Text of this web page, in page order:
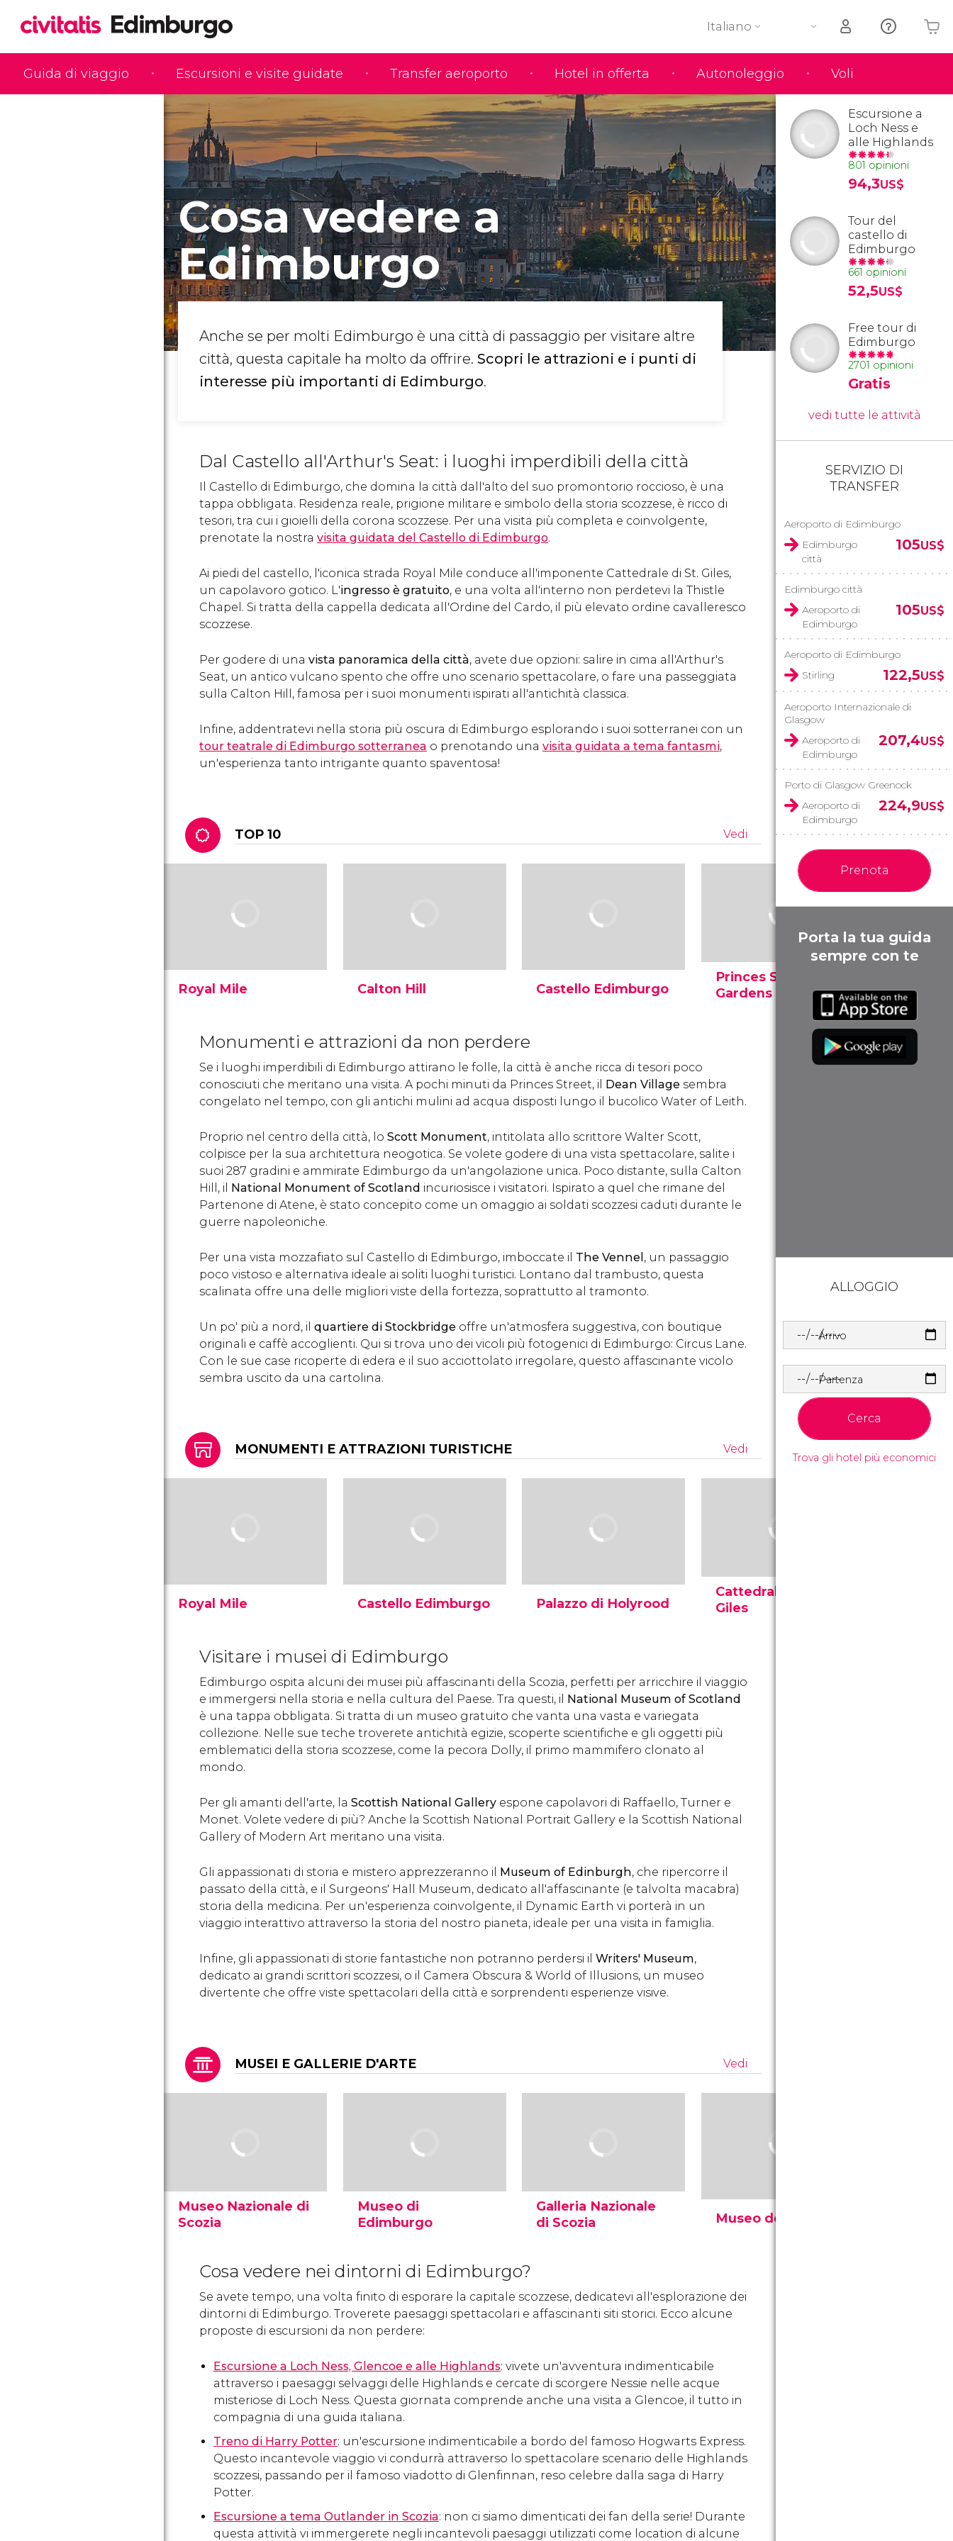
Guida di viaggio Escursioni e visite guidate Transfer aeroporto Hotel in offerta Autonoleggio Voli
Italiano
Il tuo carrello è vuoto
Cosa vedere a
Edimburgo
Anche se per molti Edimburgo è una città di passaggio per visitare altre
città, questa capitale ha molto da offrire. Scopri le attrazioni e i punti di
interesse più importanti di Edimburgo.
Dal Castello all'Arthur's Seat: i luoghi imperdibili della città
Il Castello di Edimburgo, che domina la città dall'alto del suo promontorio roccioso, è una
tappa obbligata. Residenza reale, prigione militare e simbolo della storia scozzese, è ricco di
tesori, tra cui i gioielli della corona scozzese. Per una visita più completa e coinvolgente,
prenotate la nostra visita guidata del Castello di Edimburgo.
Ai piedi del castello, l'iconica strada Royal Mile conduce all'imponente Cattedrale di St. Giles,
un capolavoro gotico. L'ingresso è gratuito, e una volta all'interno non perdetevi la Thistle
Chapel. Si tratta della cappella dedicata all'Ordine del Cardo, il più elevato ordine cavalleresco
scozzese.
Per godere di una vista panoramica della città, avete due opzioni: salire in cima all'Arthur's
Seat, un antico vulcano spento che offre uno scenario spettacolare, o fare una passeggiata
sulla Calton Hill, famosa per i suoi monumenti ispirati all'antichità classica.
Infine, addentratevi nella storia più oscura di Edimburgo esplorando i suoi sotterranei con un
tour teatrale di Edimburgo sotterranea o prenotando una visita guidata a tema fantasmi,
un'esperienza tanto intrigante quanto spaventosa!
TOP 10 Vedi
Royal Mile
la strada più famosa di
Castello di Edimburgo con
il Palazzo di
Holyroodhouse.
Calton Hill
Princes Street, a est della
Città Nuova. È il punto
della città che offre il
miglior panorama.
Castello Edimburgo
turistiche più famose di
Edimburgo.
Princes Street
Gardens
I Giardini di Princes Street
sono il parco urbano più
importante del centro di
Edimburgo. Furono creati
drenaggio del North Loch.
Palazzo
Il Palazzo di
Regina
Scozia.
Monumenti e attrazioni da non perdere
Se i luoghi imperdibili di Edimburgo attirano le folle, la città è anche ricca di tesori poco
conosciuti che meritano una visita. A pochi minuti da Princes Street, il Dean Village sembra
congelato nel tempo, con gli antichi mulini ad acqua disposti lungo il bucolico Water of Leith.
Proprio nel centro della città, lo Scott Monument, intitolata allo scrittore Walter Scott,
colpisce per la sua architettura neogotica. Se volete godere di una vista spettacolare, salite i
suoi 287 gradini e ammirate Edimburgo da un'angolazione unica. Poco distante, sulla Calton
Hill, il National Monument of Scotland incuriosisce i visitatori. Ispirato a quel che rimane del
Partenone di Atene, è stato concepito come un omaggio ai soldati scozzesi caduti durante le
guerre napoleoniche.
Per una vista mozzafiato sul Castello di Edimburgo, imboccate il The Vennel , un passaggio
poco vistoso e alternativa ideale ai soliti luoghi turistici. Lontano dal trambusto, questa
scalinata offre una delle migliori viste della fortezza, soprattutto al tramonto.
Un po' più a nord, il quartiere di Stockbridge offre un'atmosfera suggestiva, con boutique
originali e caffè accoglienti. Qui si trova uno dei vicoli più fotogenici di Edimburgo: Circus Lane.
Con le sue case ricoperte di edera e il suo acciottolato irregolare, questo affascinante vicolo
sembra uscito da una cartolina.
MONUMENTI E ATTRAZIONI TURISTICHE Vedi
Royal Mile
la strada più famosa di
Castello di Edimburgo con
il Palazzo di
Holyroodhouse.
Castello Edimburgo
collina di Castle Hill ed è
una delle attrazioni
turistiche più famose di
Edimburgo.
Palazzo di Holyrood
Scozia. Scopri i suoi segreti
e come visitarlo.
Cattedrale di St
Giles
patrone dei lebbrosi.
Visitare i musei di Edimburgo
Edimburgo ospita alcuni dei musei più affascinanti della Scozia, perfetti per arricchire il viaggio
e immergersi nella storia e nella cultura del Paese. Tra questi, il National Museum of Scotland
è una tappa obbligata. Si tratta di un museo gratuito che vanta una vasta e variegata
collezione. Nelle sue teche troverete antichità egizie, scoperte scientifiche e gli oggetti più
emblematici della storia scozzese, come la pecora Dolly, il primo mammifero clonato al
mondo.
Per gli amanti dell'arte, la Scottish National Gallery espone capolavori di Raffaello, Turner e
Monet. Volete vedere di più? Anche la Scottish National Portrait Gallery e la Scottish National
Gallery of Modern Art meritano una visita.
Gli appassionati di storia e mistero apprezzeranno il Museum of Edinburgh, che ripercorre il
passato della città, e il Surgeons' Hall Museum, dedicato all'affascinante (e talvolta macabra)
storia della medicina. Per un'esperienza coinvolgente, il Dynamic Earth vi porterà in un
viaggio interattivo attraverso la storia del nostro pianeta, ideale per una visita in famiglia.
Infine, gli appassionati di storie fantastiche non potranno perdersi il Writers' Museum,
dedicato ai grandi scrittori scozzesi, o il Camera Obscura & World of Illusions, un museo
divertente che offre viste spettacolari della città e sorprendenti esperienze visive.
MUSEI E GALLERIE D'ARTE Vedi
Museo Nazionale di
Scozia
visitatore di fare un viaggio
Scozia, dalle origini ai
giorni nostri.
Museo di
Edimburgo
interessante percorso
Edimburgo dalla preistoria
fino ai giorni nostri.
Galleria Nazionale
di Scozia
Rinascimento al
Postimpressionismo.
Museo dell'Infanzia
Edimburgo un posto
unico nel suo genere.
Cosa vedere nei dintorni di Edimburgo?
Se avete tempo, una volta finito di esporare la capitale scozzese, dedicatevi all'esplorazione dei
dintorni di Edimburgo. Troverete paesaggi spettacolari e affascinanti siti storici. Ecco alcune
proposte di escursioni da non perdere:
Escursione a Loch Ness, Glencoe e alle Highlands: vivete un'avventura indimenticabile
attraverso i paesaggi selvaggi delle Highlands e cercate di scorgere Nessie nelle acque
misteriose di Loch Ness. Questa giornata comprende anche una visita a Glencoe, il tutto in
compagnia di una guida italiana.
Treno di Harry Potter: un'escursione indimenticabile a bordo del famoso Hogwarts Express.
Questo incantevole viaggio vi condurrà attraverso lo spettacolare scenario delle Highlands
scozzesi, passando per il famoso viadotto di Glenfinnan, reso celebre dalla saga di Harry
Potter.
Escursione a tema Outlander in Scozia: non ci siamo dimenticati dei fan della serie! Durante
questa attività vi immergerete negli incantevoli paesaggi utilizzati come location di alcune
Escursione a
Loch Ness e
alle Highlands
801 opinioni
94,3US$
Tour del
castello di
Edimburgo
661 opinioni
52,5US$
Free tour di
Edimburgo
2701 opinioni
Gratis
vedi tutte le attività
SERVIZIO DI
TRANSFER
Aeroporto di Edimburgo
Edimburgo
città
105US$
Edimburgo città
Aeroporto di
Edimburgo
105US$
Aeroporto di Edimburgo
Stirling
122,5US$
Aeroporto Internazionale di
Glasgow
Aeroporto di
Edimburgo
207,4US$
Porto di Glasgow Greenock
Aeroporto di
Edimburgo
224,9US$
Prenota
Porta la tua guida
sempre con te
ALLOGGIO
Arrivo
Partenza
Cerca
Trova gli hotel più economici